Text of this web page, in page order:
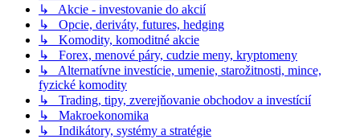
↳ Akcie - investovanie do akcií
↳ Opcie, deriváty, futures, hedging
↳ Komodity, komoditné akcie
↳ Forex, menové páry, cudzie meny, kryptomeny
↳ Alternatívne investície, umenie, starožitnosti, mince,
fyzické komodity
↳ Trading, tipy, zverejňovanie obchodov a investícií
↳ Makroekonomika
↳ Indikátory, systémy a stratégie